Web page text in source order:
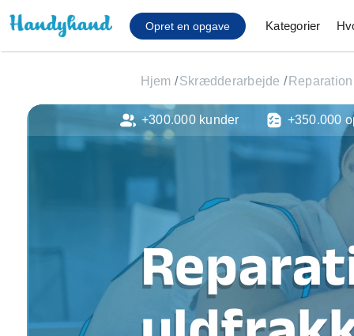
Opret en opgave Kategorier
Affaldsfjernelse
Afhentning af
Anlæg af terrasse
Cykel reparation
Flyttehjælp
Gulvlaminering
Hårde hvidevare
Hjælp til mobil, pc, tv
Installation af ildsted
Møbelsamling og
Hjem /Skrædderarbejde /
+300.000 kunder +350.000